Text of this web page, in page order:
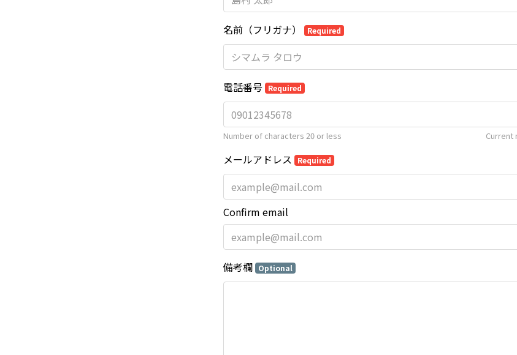
名前（フリガナ） Required
電話番号 Required
Number of characters 20 or less Current
メールアドレス Required
Confirm email
備考欄 Optional